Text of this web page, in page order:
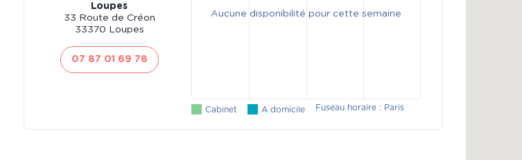
Loupes
33 Route de Créon
33370 Loupes
07 87 01 69 78
Aucune disponibilité pour cette semaine
Cabinet A domicile Fuseau horaire : Paris